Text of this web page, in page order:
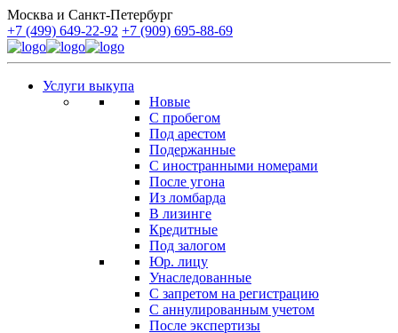
Москва и Санкт-Петербург
+7 (499) 649-22-92 +7 (909) 695-88-69
Услуги выкупа
Новые
С пробегом
Под арестом
Подержанные
С иностранными номерами
После угона
Из ломбарда
В лизинге
Кредитные
Под залогом
Юр. лицу
Унаследованные
С запретом на регистрацию
С аннулированным учетом
После экспертизы